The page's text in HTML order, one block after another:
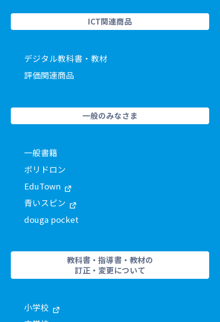
ICT関連商品
デジタル教科書・教材
評価関連商品
一般のみなさま
一般書籍
ポリドロン
EduTown
青いスピン
douga pocket
教科書・指導書・教材の
訂正・変更について
小学校